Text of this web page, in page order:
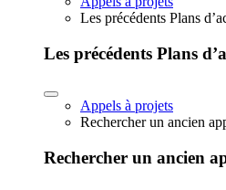
Les précédents Plans
Les précédents Plans
Appels à projets
Rechercher un ancien
Rechercher un ancien